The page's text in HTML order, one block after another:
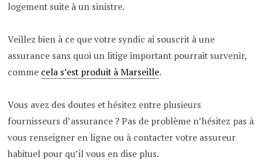
logement suite à un sinistre.
Veillez bien à ce que votre syndic ai souscrit à une
assurance sans quoi un litige important pourrait survenir,
comme cela s’est produit à Marseille.
Vous avez des doutes et hésitez entre plusieurs
fournisseurs d’assurance ? Pas de problème n’hésitez pas à
vous renseigner en ligne ou à contacter votre assureur
habituel pour qu’il vous en dise plus.